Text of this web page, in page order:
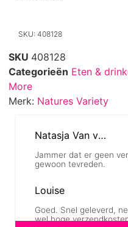
SKU: 408128
SKU 408128
Categorieën Eten &
More
Merk: Natures Variety